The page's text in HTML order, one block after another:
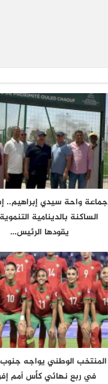
جماعة واحة سيدي إبراهيم..
الساكنة بالدينامية
يقودها الرئيس…
المنتخب الوطني يواجه جنوب
في ربع نهائي كأس أمم